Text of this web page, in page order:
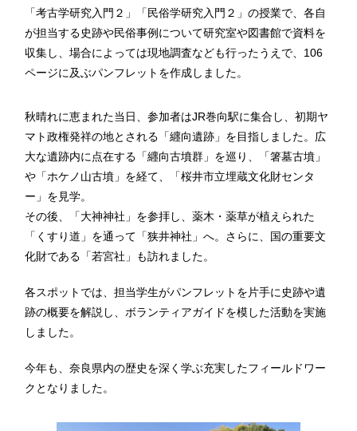
「考古学研究入門２」「民俗学研究入門２」の授業で、各自
が担当する史跡や民俗事例について研究室や図書館で資料を
収集し、場合によっては現地調査なども行ったうえで、106
ページに及ぶパンフレットを作成しました。
秋晴れに恵まれた当日、参加者はJR巻向駅に集合し、初期ヤ
マト政権発祥の地とされる「纒向遺跡」を目指しました。広
大な遺跡内に点在する「纒向古墳群」を巡り、「箸墓古墳」
や「ホケノ山古墳」を経て、「桜井市立埋蔵文化財センタ
ー」を見学。
その後、「大神神社」を参拝し、薬木・薬草が植えられた
「くすり道」を通って「狭井神社」へ。さらに、国の重要文
化財である「若宮社」も訪れました。
各スポットでは、担当学生がパンフレットを片手に史跡や遺
跡の概要を解説し、ボランティアガイドを模した活動を実施
しました。
今年も、奈良県内の歴史を深く学ぶ充実したフィールドワー
クとなりました。